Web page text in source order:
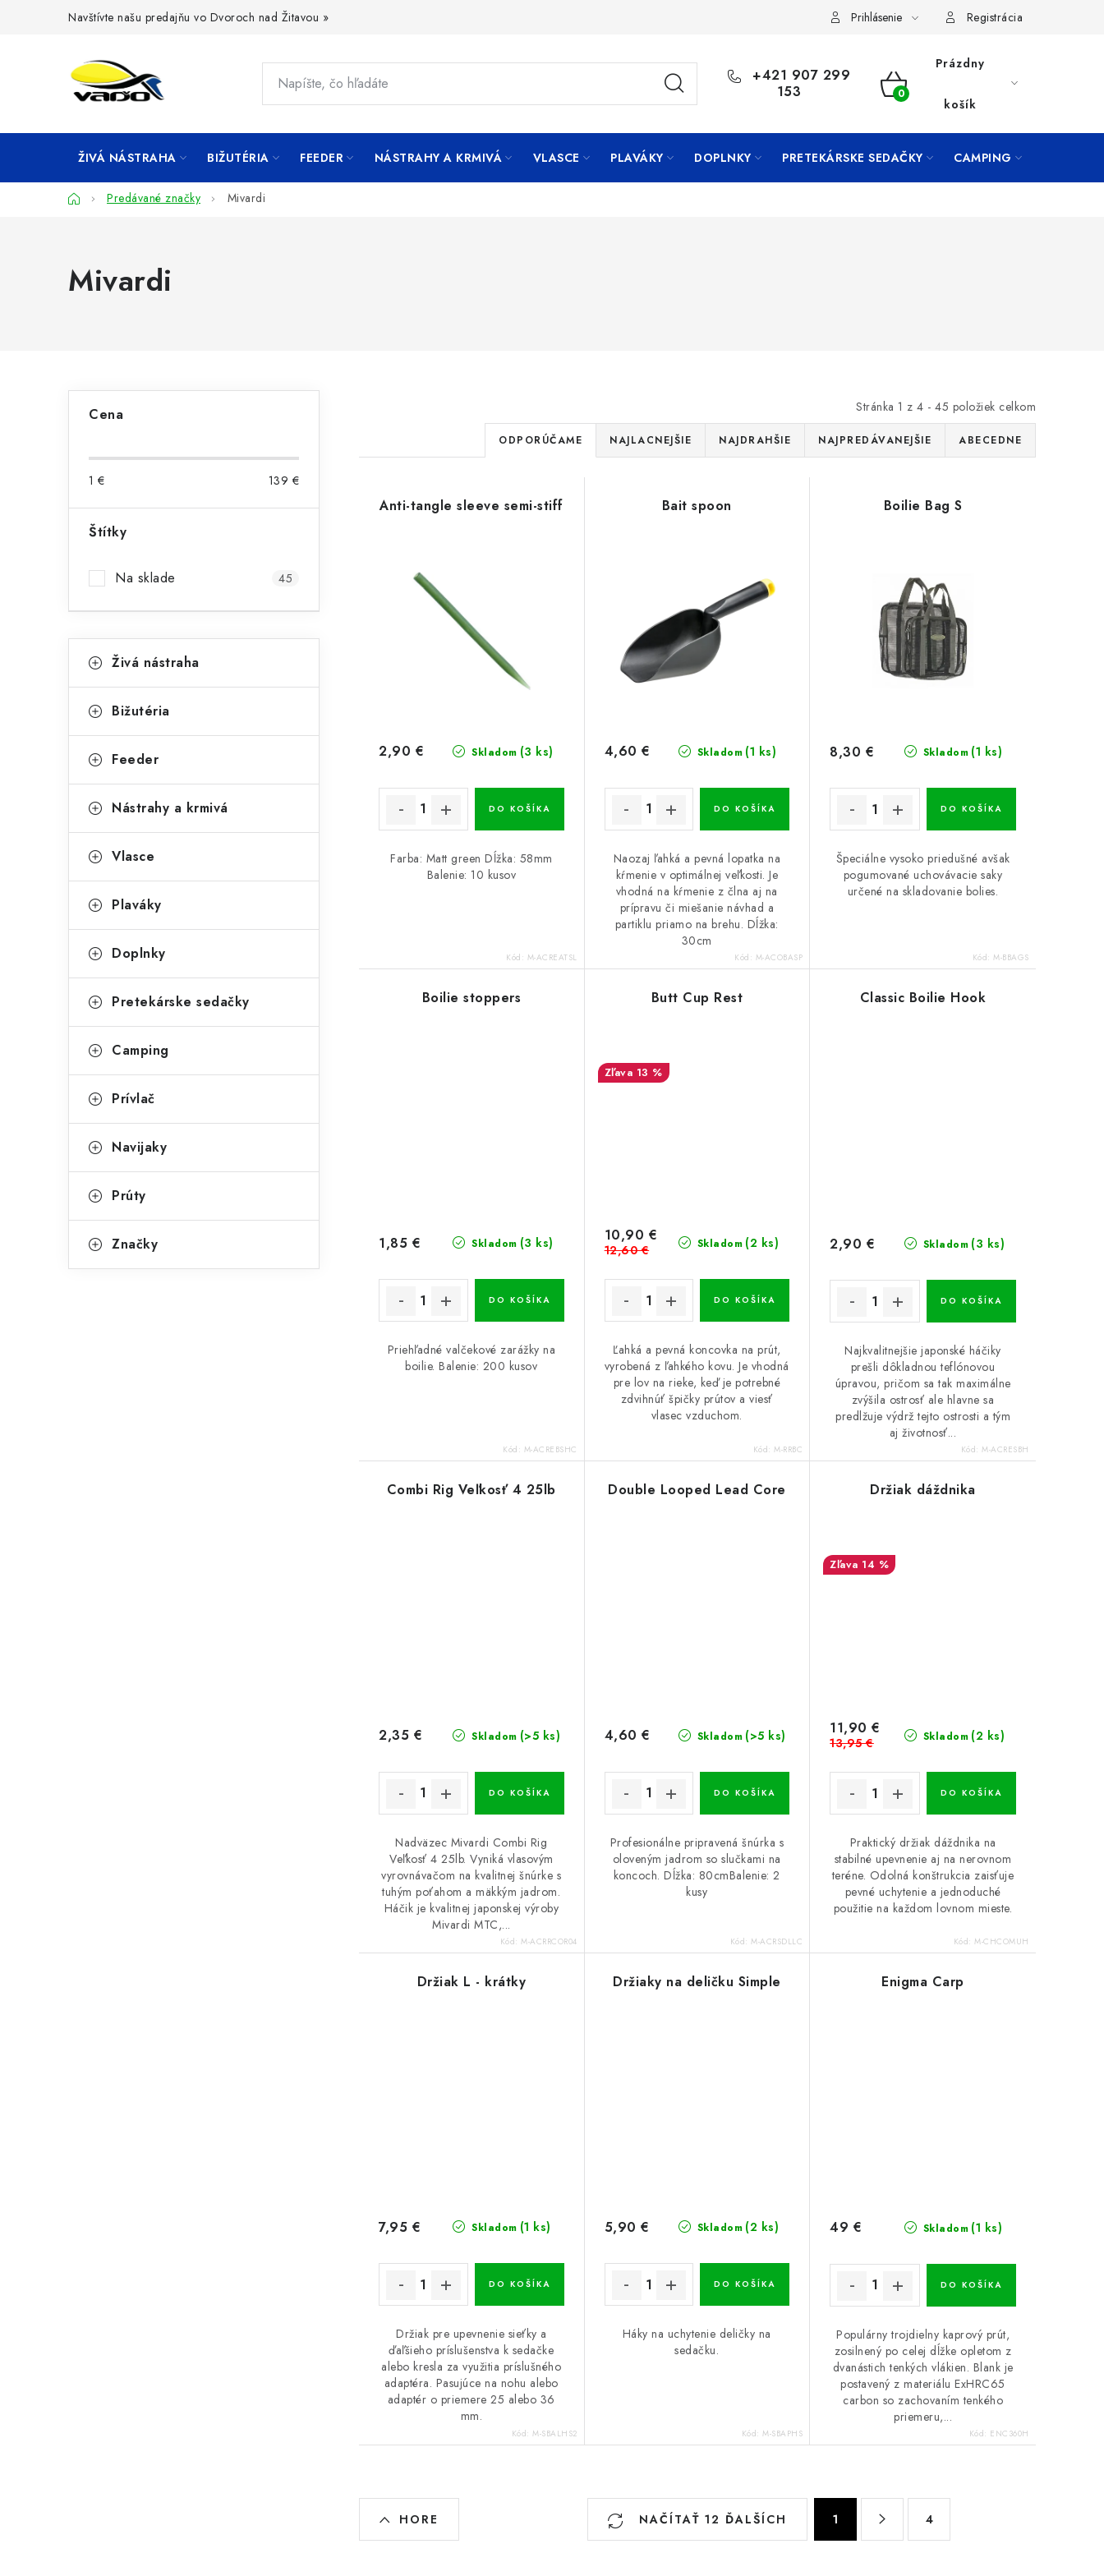
Navštívte našu predajňu vo Dvoroch nad Žitavou » Prihlásenie Registrácia
+421 907 299
153
NÁKUPNÝ
Prázdny
košík
ŽIVÁ NÁSTRAHA BIŽUTÉRIA FEEDER NÁSTRAHY A KRMIVÁ VLASCE PLAVÁKY DOPLNKY PRETEKÁRSKE SEDAČKY CAMPING
DomovPredávané značky Mivardi
Mivardi
n
n
l
Cena
1 € 139 €
Štítky
Na sklade 45
kategórie
a
e
ó
i
Živá nástraha
Bižutéria
Feeder
Nástrahy a krmivá
Vlasce
Plaváky
Doplnky
Pretekárske sedačky
Camping
Prívlač
Navijaky
Prúty
Značky
Stránka 1 z 4 - 45 položiek celkom
R
a
d
p
d
u
k
o
ODPORÚČAME NAJLACNEJŠIE NAJDRAHŠIE NAJPREDÁVANEJŠIE ABECEDNE
Anti-tangle sleeve semi-stiff
Skladom (3 ks)
2,90 €
DO KOŠÍKA
Farba: Matt green Dĺžka: 58mm
Balenie: 10 kusov
Kód: M-ACREATSL
Bait spoon
Skladom (1 ks)
4,60 €
DO KOŠÍKA
Naozaj ľahká a pevná lopatka na
kŕmenie v optimálnej veľkosti. Je
vhodná na kŕmenie z člna aj na
prípravu či miešanie návhad a
partiklu priamo na brehu. Dĺžka:
30cm
Kód: M-ACOBASP
Boilie Bag S
Skladom (1 ks)
8,30 €
DO KOŠÍKA
Špeciálne vysoko priedušné avšak
pogumované uchovávacie saky
určené na skladovanie bolies.
Kód:M-BBAGS
Boilie stoppers
Skladom (3 ks)
1,85 €
DO KOŠÍKA
Priehľadné valčekové zarážky na
boilie. Balenie: 200 kusov
Kód: M-ACREBSHC
Butt Cup Rest
13 %
Skladom (2 ks)
10,90 €
12,60 €
DO KOŠÍKA
Ľahká a pevná koncovka na prút,
vyrobená z ľahkého kovu. Je vhodná
pre lov na rieke, keď je potrebné
zdvihnúť špičky prútov a viesť
vlasec vzduchom.
Kód:M-RRBC
Classic Boilie Hook
Skladom (3 ks)
2,90 €
DO KOŠÍKA
Najkvalitnejšie japonské háčiky
prešli dôkladnou teflónovou
úpravou, pričom sa tak maximálne
zvýšila ostrosť ale hlavne sa
predlžuje výdrž tejto ostrosti a tým
aj životnosť...
Kód:M-ACRESBH
Combi Rig Veľkosť 4 25lb
Skladom (>5 ks)
2,35 €
DO KOŠÍKA
Nadväzec Mivardi Combi Rig
Veľkosť 4 25lb. Vyniká vlasovým
vyrovnávačom na kvalitnej šnúrke s
tuhým poťahom a mäkkým jadrom.
Háčik je kvalitnej japonskej výroby
Mivardi MTC,...
Kód:M-ACRRCOR04
Double Looped Lead Core
Skladom (>5 ks)
4,60 €
DO KOŠÍKA
Profesionálne pripravená šnúrka s
oloveným jadrom so slučkami na
koncoch. Dĺžka: 80cmBalenie: 2
kusy
Kód:M-ACRSDLLC
Držiak dáždnika
14 %
Skladom (2 ks)
11,90 €
13,95 €
DO KOŠÍKA
Praktický držiak dáždnika na
stabilné upevnenie aj na nerovnom
teréne. Odolná konštrukcia zaisťuje
pevné uchytenie a jednoduché
použitie na každom lovnom mieste.
Kód:M-CHCOMUH
Držiak L - krátky
Skladom (1 ks)
7,95 €
DO KOŠÍKA
Držiak pre upevnenie sieťky a
ďaľšieho príslušenstva k sedačke
alebo kresla za využitia príslušného
adaptéra. Pasujúce na nohu alebo
adaptér o priemere 25 alebo 36
mm.
Kód:M-SBALHS2
Držiaky na deličku Simple
Skladom (2 ks)
5,90 €
DO KOŠÍKA
Háky na uchytenie deličky na
sedačku.
Kód:M-SBAPHS
Enigma Carp
Skladom (1 ks)
49 €
DO KOŠÍKA
Populárny trojdielny kaprový prút,
zosilnený po celej dĺžke opletom z
dvanástich tenkých vlákien. Blank je
postavený z materiálu ExHRC65
carbon so zachovaním tenkého
priemeru,...
Kód: ENC360H
v
NAČÍTAŤ 12 ĎALŠÍCH 1 4
HORE